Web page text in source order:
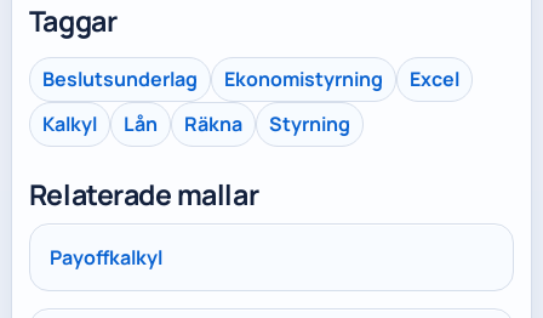
Taggar
Beslutsunderlag Ekonomistyrning
Excel
Kalkyl
Lån Räkna Styrning
Relaterade mallar
Payoffkalkyl